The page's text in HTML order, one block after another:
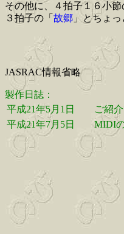
その他に、４拍子１６小節
３拍子の「 故郷 」とちょ
JASRAC情報省略
製作日誌：
平成21年5月1日
ご紹
平成21年7月5日
MIDI